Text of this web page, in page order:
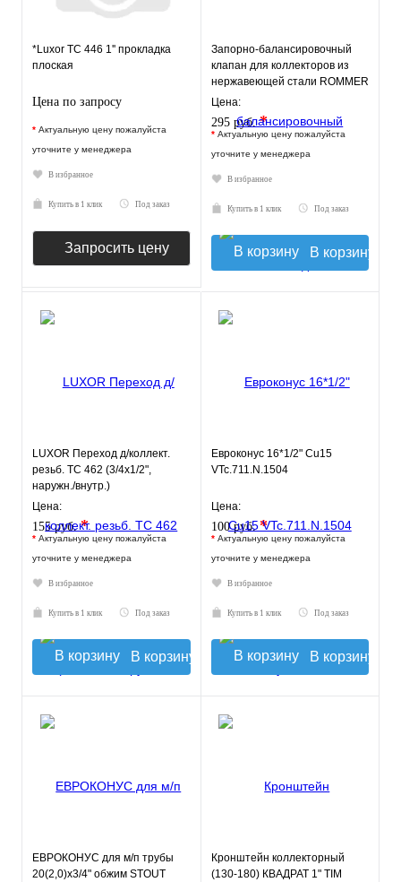
*Luxor TC 446 1'' прокладка
плоская
Цена по запросу
* Актуальную цену пожалуйста
уточните у менеджера
В избранное
Купить в 1 клик Под заказ
Запросить цену
Запорно-балансировочный
клапан для коллекторов из
нержавеющей стали ROMMER
Цена:
295 руб.*
* Актуальную цену пожалуйста
уточните у менеджера
В избранное
Купить в 1 клик Под заказ
В корзину
LUXOR Переход д/коллект.
резьб. TC 462 (3/4х1/2",
наружн./внутр.)
Цена:
155 руб.*
* Актуальную цену пожалуйста
уточните у менеджера
В избранное
Купить в 1 клик Под заказ
В корзину
Евроконус 16*1/2" Cu15
VTc.711.N.1504
Цена:
100 руб.*
* Актуальную цену пожалуйста
уточните у менеджера
В избранное
Купить в 1 клик Под заказ
В корзину
ЕВРОКОНУС для м/п трубы
20(2,0)x3/4" обжим STOUT
Кронштейн коллекторный
(130-180) КВАДРАТ 1" TIM